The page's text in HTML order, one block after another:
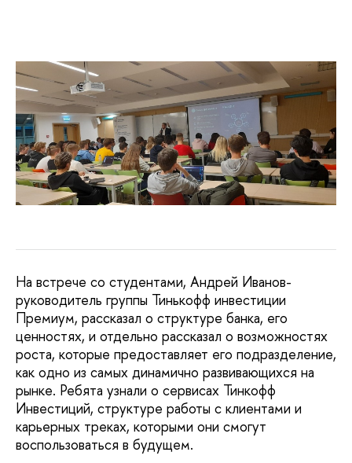
На встрече со студентами, Андрей Иванов-
руководитель группы Тинькофф инвестиции
Премиум, рассказал о структуре банка, его
ценностях, и отдельно рассказал о возможностях
роста, которые предоставляет его подразделение,
как одно из самых динамично развивающихся на
рынке. Ребята узнали о сервисах Тинкофф
Инвестиций, структуре работы с клиентами и
карьерных треках, которыми они смогут
воспользоваться в будущем.